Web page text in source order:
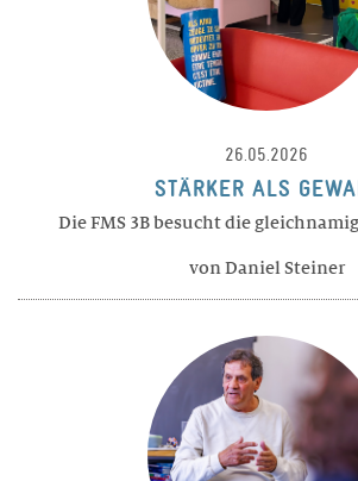
26.05.2026
STÄRKER ALS
Die FMS 3B besucht die
von Daniel Steiner